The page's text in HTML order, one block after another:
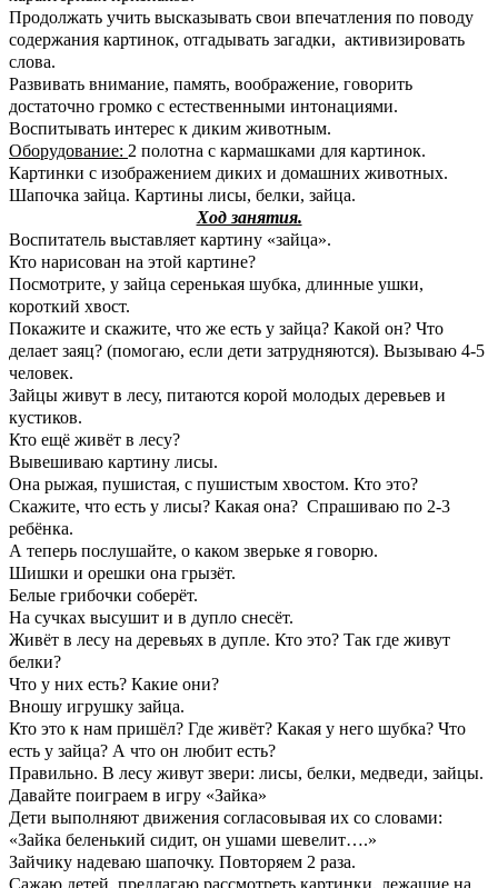
Продолжать учить высказывать свои впечатления по поводу
содержания картинок, отгадывать загадки, активизировать
слова.
Развивать внимание, память, воображение, говорить
достаточно громко с естественными интонациями.
Воспитывать интерес к диким животным.
Оборудование: 2 полотна с кармашками для картинок.
Картинки с изображением диких и домашних животных.
Шапочка зайца. Картины лисы, белки, зайца.
Ход занятия.
Воспитатель выставляет картину «зайца».
Кто нарисован на этой картине?
Посмотрите, у зайца серенькая шубка, длинные ушки,
короткий хвост.
Покажите и скажите, что же есть у зайца? Какой он? Что
делает заяц? (помогаю, если дети затрудняются). Вызываю 4-5
человек.
Зайцы живут в лесу, питаются корой молодых деревьев и
кустиков.
Кто ещё живёт в лесу?
Вывешиваю картину лисы.
Она рыжая, пушистая, с пушистым хвостом. Кто это?
Скажите, что есть у лисы? Какая она? Спрашиваю по 2-3
ребёнка.
А теперь послушайте, о каком зверьке я говорю.
Шишки и орешки она грызёт.
Белые грибочки соберёт.
На сучках высушит и в дупло снесёт.
Живёт в лесу на деревьях в дупле. Кто это? Так где живут
белки?
Что у них есть? Какие они?
Вношу игрушку зайца.
Кто это к нам пришёл? Где живёт? Какая у него шубка? Что
есть у зайца? А что он любит есть?
Правильно. В лесу живут звери: лисы, белки, медведи, зайцы.
Давайте поиграем в игру «Зайка»
Дети выполняют движения согласовывая их со словами:
«Зайка беленький сидит, он ушами шевелит….»
Зайчику надеваю шапочку. Повторяем 2 раза.